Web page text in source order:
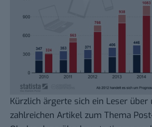
Kürzlich ärgerte sich ein Leser über
zahlreichen Artikel zum Thema